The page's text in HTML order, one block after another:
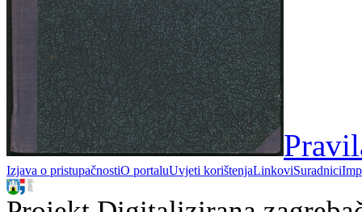
Izjava o pristupačnostiO portaluUvjeti korištenjaLinkoviSuradnici